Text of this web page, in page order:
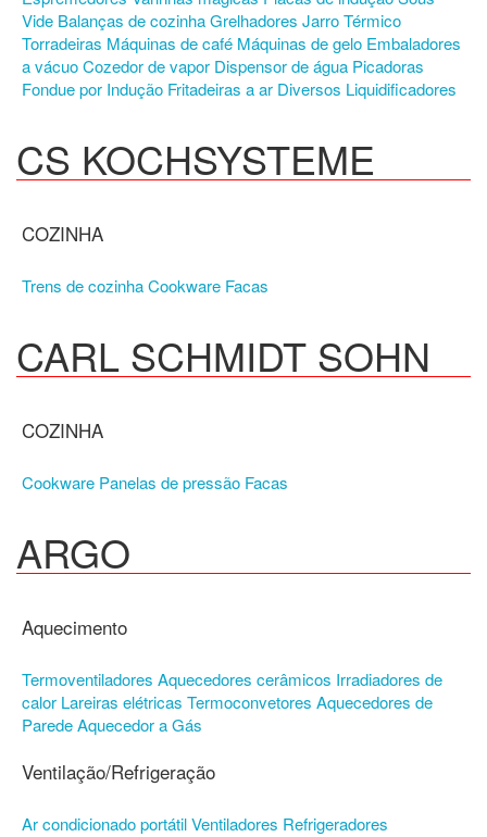
Vide Balanças de cozinhaGrelhadores Jarro Térmico
Torradeiras Máquinas de café Máquinas de gelo Embaladores
a vácuoCozedor de vapor Dispensor de água Picadoras
Fondue por Indução Fritadeiras a ar Diversos Liquidificadores
CS KOCHSYSTEME
COZINHA
Trens de cozinhaCookware Facas
CARL SCHMIDT SOHN
COZINHA
Cookware Panelas de pressão Facas
ARGO
Aquecimento
Termoventiladores Aquecedores cerâmicos Irradiadores de
calor Lareiras elétricas Termoconvetores Aquecedores de
ParedeAquecedor a Gás
Ventilação/Refrigeração
Ar condicionado portátilVentiladores Refrigeradores